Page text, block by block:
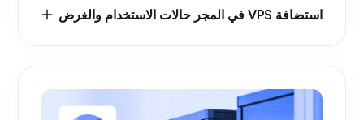
استضافة VPS في المجر حالات الاستخدام والغرض